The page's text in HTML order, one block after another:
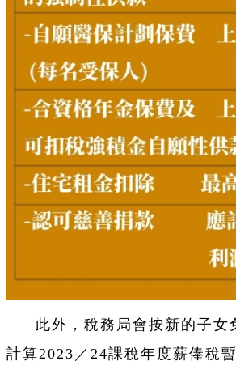
此外，稅務局會按新的子女
計算2023／24課稅年度薪俸稅